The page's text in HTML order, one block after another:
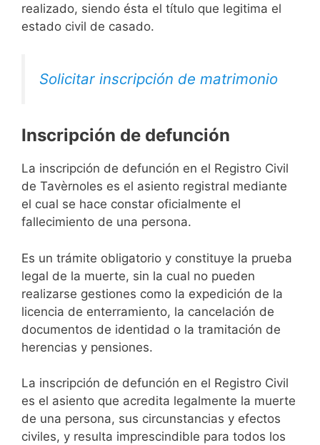
realizado, siendo ésta el título que legitima el
estado civil de casado.
Solicitar inscripción de matrimonio
Inscripción de defunción
La inscripción de defunción en el Registro Civil
de Tavèrnoles es el asiento registral mediante
el cual se hace constar oficialmente el
fallecimiento de una persona.
Es un trámite obligatorio y constituye la prueba
legal de la muerte, sin la cual no pueden
realizarse gestiones como la expedición de la
licencia de enterramiento, la cancelación de
documentos de identidad o la tramitación de
herencias y pensiones.
La inscripción de defunción en el Registro Civil
es el asiento que acredita legalmente la muerte
de una persona, sus circunstancias y efectos
civiles, y resulta imprescindible para todos los